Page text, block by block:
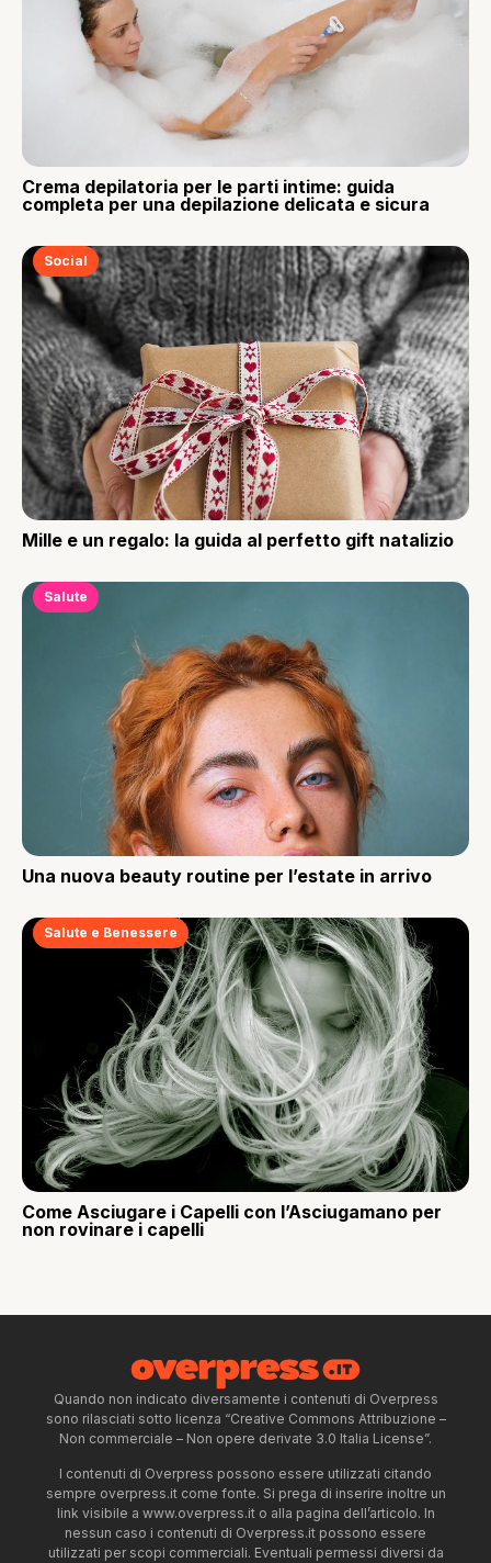
Crema depilatoria per le parti intime: guida
completa per una depilazione delicata e sicura
Social
Mille e un regalo: la guida al perfetto gift natalizio
Salute
Una nuova beauty routine per l’estate in arrivo
Salute e Benessere
Come Asciugare i Capelli con l’Asciugamano per
non rovinare i capelli
Quando non indicato diversamente i contenuti di Overpress
sono rilasciati sotto licenza “Creative Commons Attribuzione –
Non commerciale – Non opere derivate 3.0 Italia License”.
I contenuti di Overpress possono essere utilizzati citando
sempre overpress.it come fonte. Si prega di inserire inoltre un
link visibile a www.overpress.it o alla pagina dell’articolo. In
nessun caso i contenuti di Overpress.it possono essere
utilizzati per scopi commerciali. Eventuali permessi diversi da